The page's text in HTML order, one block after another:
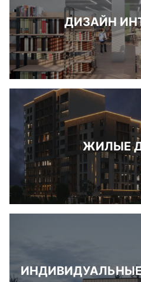
ДИЗАЙН
ЖИЛЫЕ